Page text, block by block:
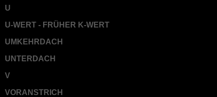
U
U-WERT - FRÜHER K-WERT
UMKEHRDACH
UNTERDACH
V
VORANSTRICH